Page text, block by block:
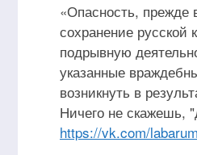
«Опасность, прежде
сохранение русской
подрывную
указанные
возникнуть в
Ничего не скажешь,
https://vk.com/